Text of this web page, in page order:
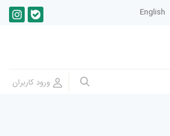
English